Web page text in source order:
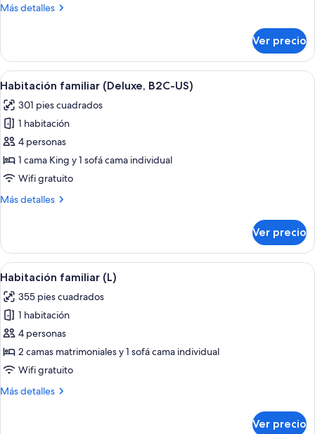
L)
Más detalles
Más
familiar
(Deluxe,
L)
Ver precio
Abrir
todas
las
fotos
de
Habitación
familiar
B2C-
Una habitación de hotel con dos
5
Habitación familiar (Deluxe, B2C-US)
301 pies cuadrados
1 habitación
4 personas
1 cama King y 1 sofá cama individual
Wifi gratuito
Más detalles
Más
familiar
(Deluxe,
B2C-
Ver precio
Abrir
todas
las
fotos
de
Habitación
familiar
Habitación de hotel con cama,
4
Habitación familiar (L)
355 pies cuadrados
1 habitación
4 personas
2 camas matrimoniales y 1 sofá cama individual
Wifi gratuito
Más detalles
Más
Ver precio